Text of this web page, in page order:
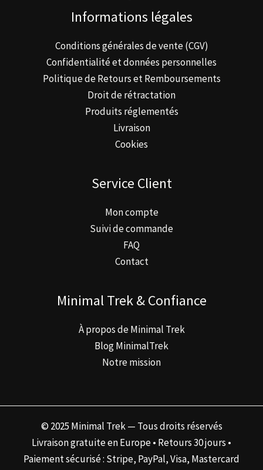
Informations légales
Conditions générales de vente (CGV)
Confidentialité et données personnelles
Politique de Retours et Remboursements
Droit de rétractation
Produits réglementés
Livraison
Cookies
Service Client
Mon compte
Suivi de commande
FAQ
Contact
Minimal Trek & Confiance
À propos de Minimal Trek
Blog MinimalTrek
Notre mission
© 2025 Minimal Trek — Tous droits réservés
Livraison gratuite en Europe • Retours 30 jours •
Paiement sécurisé : Stripe, PayPal, Visa, Mastercard